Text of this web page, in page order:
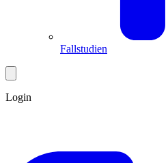
Fallstudien
Login